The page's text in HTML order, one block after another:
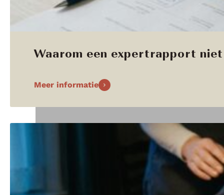
Waarom een expertrapport
Meer informatie